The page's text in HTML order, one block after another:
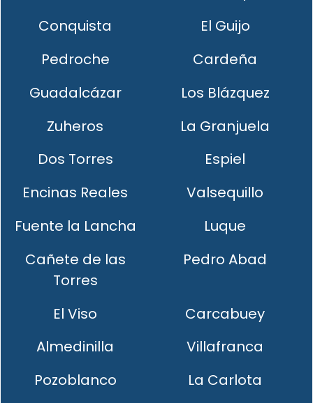
Conquista
El Guijo
Pedroche
Cardeña
Guadalcázar
Los Blázquez
Zuheros
La Granjuela
Dos Torres
Espiel
Encinas Reales
Valsequillo
Fuente la Lancha
Luque
Cañete de las
Torres
Pedro Abad
El Viso
Carcabuey
Almedinilla
Villafranca
Pozoblanco
La Carlota